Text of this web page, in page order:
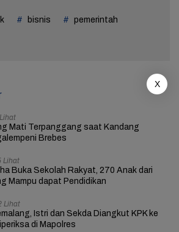
bisnis pemerintah
Mati Terpanggang saat Kandang
Brebes
Lihat
Buka Sekolah Rakyat, 270 Anak dari
Mampu dapat Pendidikan
Lihat
Istri dan Sekda Diangkut KPK ke
di Mapolres
X